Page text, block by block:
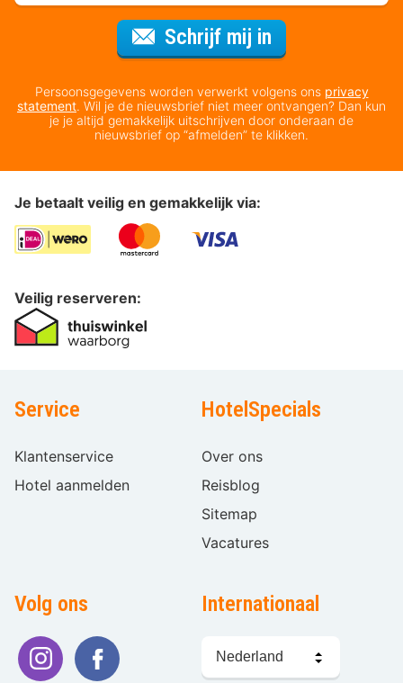
Schrijf mij in
Persoonsgegevens worden verwerkt volgens ons privacy
statement. Wil je de nieuwsbrief niet meer ontvangen? Dan kun
je je altijd gemakkelijk uitschrijven door onderaan de
nieuwsbrief op “afmelden” te klikken.
Je betaalt veilig en gemakkelijk via:
Veilig reserveren:
Service
Klantenservice
Hotel aanmelden
HotelSpecials
Over ons
Reisblog
Sitemap
Vacatures
Volg ons Internationaal
kiezen